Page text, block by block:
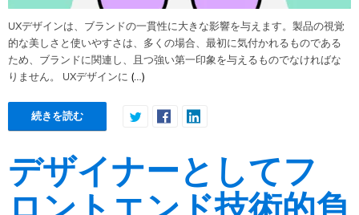
UXデザインは、ブランドの一貫性に大きな影響を与えます。製品の視覚
的な美しさと使いやすさは、多くの場合、最初に気付かれるものである
ため、ブランドに関連し、且つ強い第一印象を与えるものでなければな
りません。 UXデザインに (…)
続きを読む
デザイナーとしてフ